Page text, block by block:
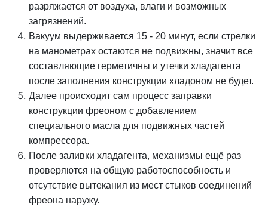
разряжается от воздуха, влаги и возможных
загрязнений.
Вакуум выдерживается 15 - 20 минут, если стрелки
на манометрах остаются не подвижны, значит все
составляющие герметичны и утечки хладагента
после заполнения конструкции хладоном не будет.
Далее происходит сам процесс заправки
конструкции фреоном с добавлением
специального масла для подвижных частей
компрессора.
После заливки хладагента, механизмы ещё раз
проверяются на общую работоспособность и
отсутствие вытекания из мест стыков соединений
фреона наружу.